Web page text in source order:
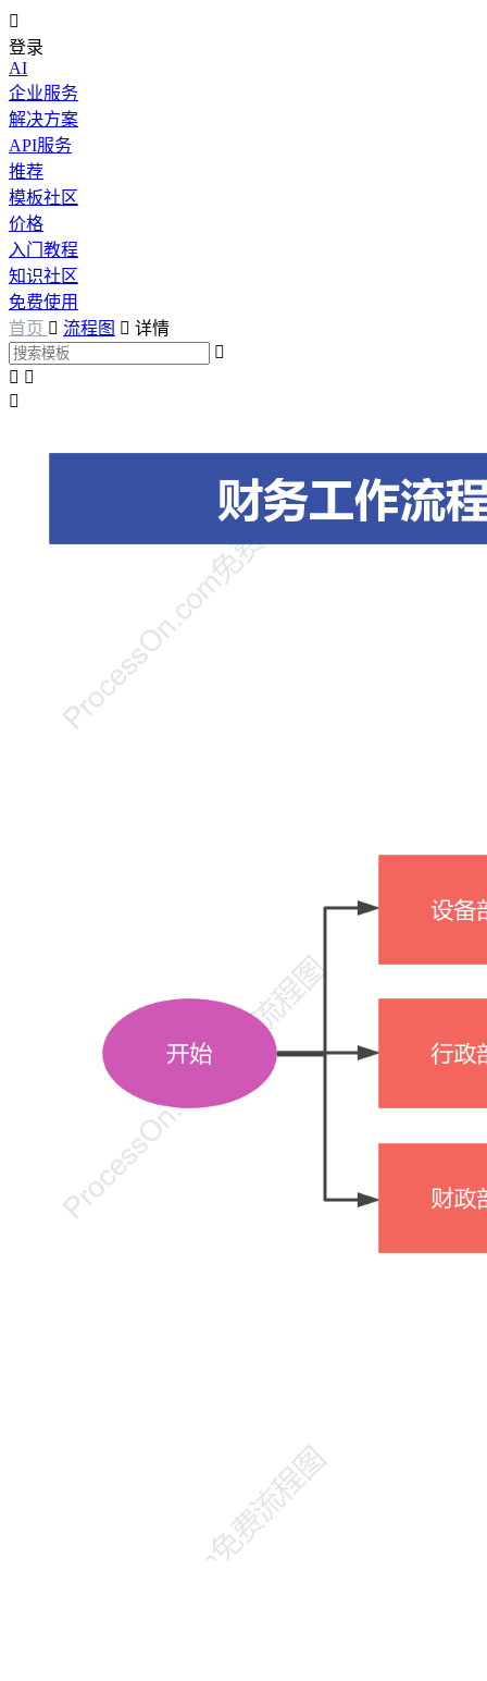

登录
AI
企业服务
解决方案
API服务
推荐
模板社区
价格
入门教程
知识社区
免费使用
首页  流程图  详情

 
